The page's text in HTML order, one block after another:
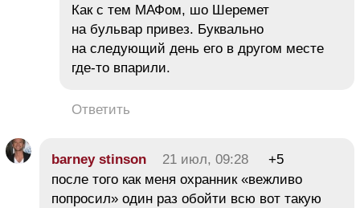
Как с тем МАФом, шо Шеремет
на бульвар привез. Буквально
на следующий день его в другом месте
где-то впарили.
Ответить
barney stinson 21 июл, 09:28
+5
после того как меня охранник «вежливо
попросил» один раз обойти всю вот такую